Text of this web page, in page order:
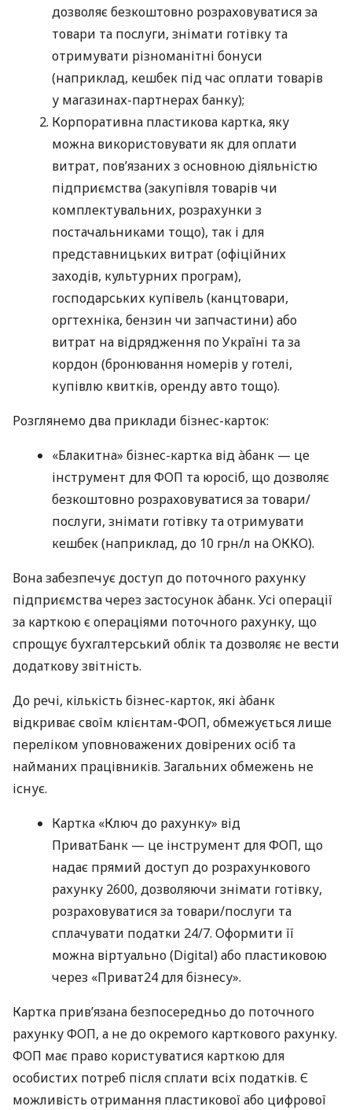
дозволяє безкоштовно розраховуватися за
товари та послуги, знімати готівку та
отримувати різноманітні бонуси
(наприклад, кешбек під час оплати товарів
у магазинах-партнерах банку);
Корпоративна пластикова картка, яку
можна використовувати як для оплати
витрат, пов’язаних з основною діяльністю
підприємства (закупівля товарів чи
комплектувальних, розрахунки з
постачальниками тощо), так і для
представницьких витрат (офіційних
заходів, культурних програм),
господарських купівель (канцтовари,
оргтехніка, бензин чи запчастини) або
витрат на відрядження по Україні та за
кордон (бронювання номерів у готелі,
купівлю квитків, оренду авто тощо).
Розглянемо два приклади бізнес-карток:
«Блакитна» бізнес-картка від àбанк — це
інструмент для ФОП та юросіб, що дозволяє
безкоштовно розраховуватися за товари/
послуги, знімати готівку та отримувати
кешбек (наприклад, до 10 грн/л на ОККО).
Вона забезпечує доступ до поточного рахунку
підприємства через застосунок àбанк. Усі операції
за карткою є операціями поточного рахунку, що
спрощує бухгалтерський облік та дозволяє не вести
додаткову звітність.
До речі, кількість бізнес-карток, які àбанк
відкриває своїм клієнтам-ФОП, обмежується лише
переліком уповноважених довірених осіб та
найманих працівників. Загальних обмежень не
існує.
Картка «Ключ до рахунку» від
ПриватБанк — це інструмент для ФОП, що
надає прямий доступ до розрахункового
рахунку 2600, дозволяючи знімати готівку,
розраховуватися за товари/послуги та
сплачувати податки 24/7. Оформити її
можна віртуально (Digital) або пластиковою
через «Приват24 для бізнесу».
Картка прив’язана безпосередньо до поточного
рахунку ФОП, а не до окремого карткового рахунку.
ФОП має право користуватися карткою для
особистих потреб після сплати всіх податків. Є
можливість отримання пластикової або цифрової